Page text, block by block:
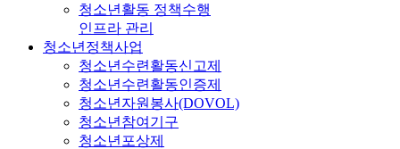
청소년활동 정책수행
인프라 관리
청소년정책사업
청소년수련활동신고제
청소년수련활동인증제
청소년자원봉사(DOVOL)
청소년참여기구
청소년포상제